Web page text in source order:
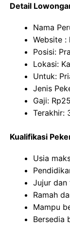
Detail
Nama
Website :
Posisi:
Lokasi:
Untuk:
Jenis
Gaji: Rp
Terakhir:
Kualifikasi
Usia
Jujur dan
Ramah
Mampu
Bersedia